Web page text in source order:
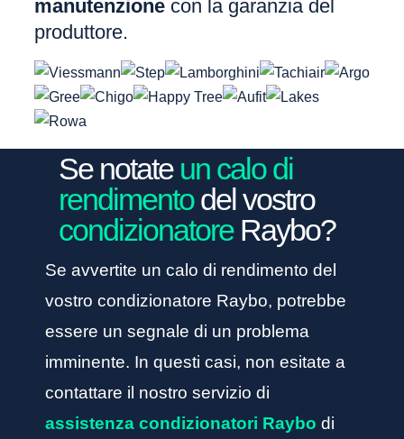
manutenzionecon la garanzia del
produttore.
Se notate un calo di
rendimentodel vostro
condizionatoreRaybo?
Se avvertite un calo di rendimento del
vostro condizionatore Raybo, potrebbe
essere un segnale di un problema
imminente. In questi casi, non esitate a
contattare il nostro servizio di
assistenza condizionatori Raybo di